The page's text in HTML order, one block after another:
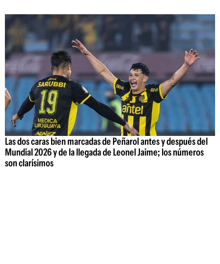
Las dos caras bien marcadas de Peñarol antes y después del
Mundial 2026 y de la llegada de Leonel Jaime; los números
son clarísimos